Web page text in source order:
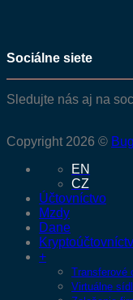
Sociálne siete
Sledujte nás aj na
Copyright 2026 ©
EN
CZ
Účtovníctvo
Mzdy
Dane
+
Transferové
Virtuálne